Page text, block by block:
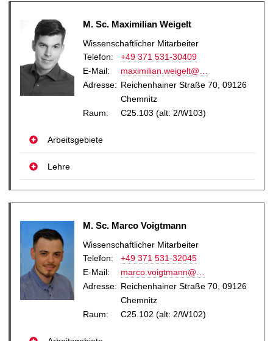
M. Sc. Maximilian Weigelt
Wissenschaftlicher Mitarbeiter
Telefon:
+49 371 531-30409
E-Mail:
maximilian.weigelt@…
Adresse: Reichenhainer Straße 70, 09126
Chemnitz
Raum:
C25.103 (alt: 2/W103)
Arbeitsgebiete
Lehre
M. Sc. Marco Voigtmann
Wissenschaftlicher Mitarbeiter
Telefon:
+49 371 531-32045
E-Mail:
marco.voigtmann@…
Adresse: Reichenhainer Straße 70, 09126
Chemnitz
Raum:
C25.102 (alt: 2/W102)